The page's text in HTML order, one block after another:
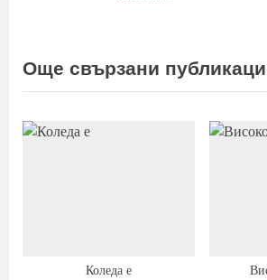
t
:
Още свързани
Коледа е